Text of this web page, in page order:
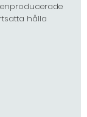
hålla